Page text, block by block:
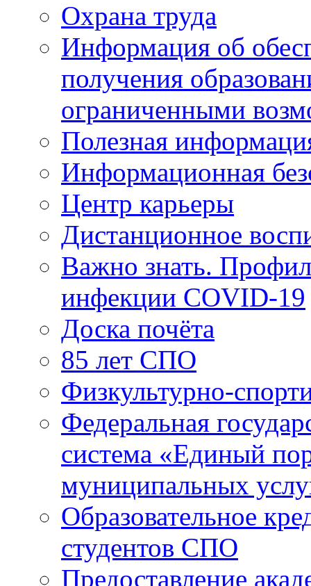
Охрана труда
Информация об
получения
ограниченными
Полезная
Информационная
Центр карьеры
Дистанционное
Важно знать.
инфекции COVID-19
Доска почёта
85 лет СПО
Физкультурно-
Федеральная
система «Единый
муниципальных
Образовательное
студентов СПО
Предоставление